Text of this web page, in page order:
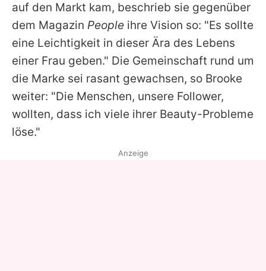
auf den Markt kam, beschrieb sie gegenüber
dem Magazin People ihre Vision so: "Es sollte
eine Leichtigkeit in dieser Ära des Lebens
einer Frau geben." Die Gemeinschaft rund um
die Marke sei rasant gewachsen, so Brooke
weiter: "Die Menschen, unsere Follower,
wollten, dass ich viele ihrer Beauty-Probleme
löse."
Anzeige